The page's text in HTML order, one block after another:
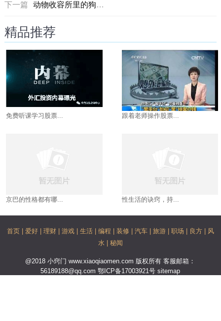
下一篇
动物收容所里的狗狗，残酷又无助的命运
精品推荐
免费听课学习股票... 跟着老师操作股票...
京巴的性格都有哪... 性生活的诀窍，持...
首页 | 爱好 | 理财 | 游戏 | 生活 | 编程 | 装修 | 汽车 | 旅游 | 职场 | 良方 | 风
水 | 秘闻
@2018 小窍门 www.xiaoqiaomen.com 版权所有 客服邮箱：
56189188@qq.com鄂ICP备17003921号sitemap